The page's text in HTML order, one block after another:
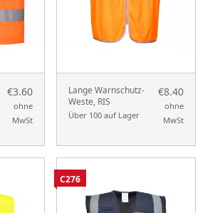
€3.60
ohne
MwSt
Lange Warnschutz-
Weste, RIS
Über 100 auf Lager
€8.40
ohne
MwSt
C276